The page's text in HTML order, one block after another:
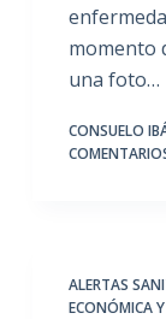
momento
una foto…
CONSUELO
ALERTAS
ECONÓMICA